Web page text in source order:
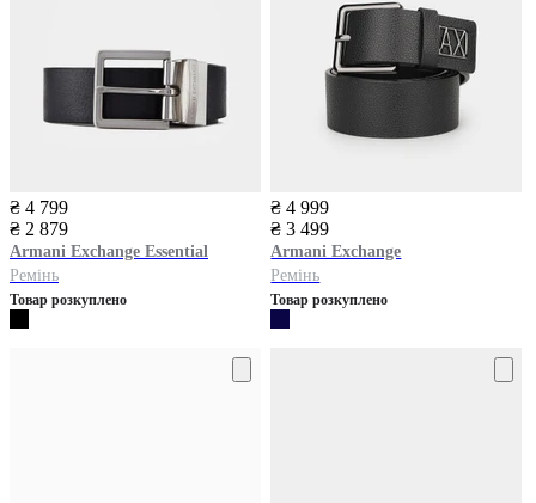
₴ 4 799
₴ 2 879
Armani Exchange Essential
Ремінь
Товар розкуплено
₴ 4 999
₴ 3 499
Armani Exchange
Ремінь
Товар розкуплено